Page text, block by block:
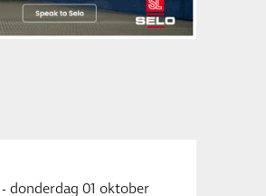
- donderdag 01 oktober